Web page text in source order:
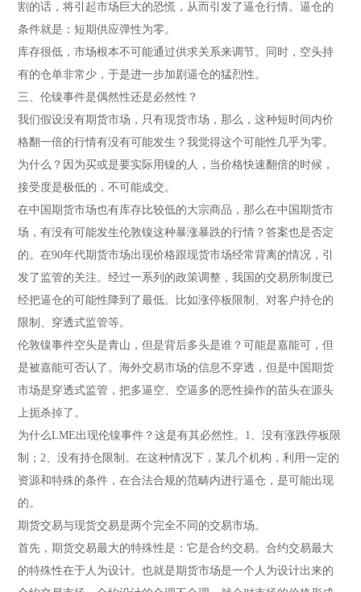
割的话，将引起市场巨大的恐慌，从而引发了逼仓行情。逼仓的
条件就是：短期供应弹性为零。
库存很低，市场根本不可能通过供求关系来调节。同时，空头持
有的仓单非常少，于是进一步加剧逼仓的猛烈性。
三、伦镍事件是偶然性还是必然性？
我们假设没有期货市场，只有现货市场，那么，这种短时间内价
格翻一倍的行情有没有可能发生？我觉得这个可能性几乎为零。
为什么？因为买或是要实际用镍的人，当价格快速翻倍的时候，
接受度是极低的，不可能成交。
在中国期货市场也有库存比较低的大宗商品，那么在中国期货市
场，有没有可能发生伦敦镍这种暴涨暴跌的行情？答案也是否定
的。在90年代期货市场出现价格跟现货市场经常背离的情况，引
发了监管的关注。经过一系列的政策调整，我国的交易所制度已
经把逼仓的可能性降到了最低。比如涨停板限制、对客户持仓的
限制、穿透式监管等。
伦敦镍事件空头是青山，但是背后多头是谁？可能是嘉能可，但
是被嘉能可否认了。海外交易市场的信息不穿透，但是中国期货
市场是穿透式监管，把多逼空、空逼多的恶性操作的苗头在源头
上扼杀掉了。
为什么LME出现伦镍事件？这是有其必然性。1、没有涨跌停板限
制；2、没有持仓限制。在这种情况下，某几个机构，利用一定的
资源和特殊的条件，在合法合规的范畴内进行逼仓，是可能出现
的。
期货交易与现货交易是两个完全不同的交易市场。
首先，期货交易最大的特殊性是：它是合约交易。合约交易最大
的特殊性在于人为设计。也就是期货市场是一个人为设计出来的